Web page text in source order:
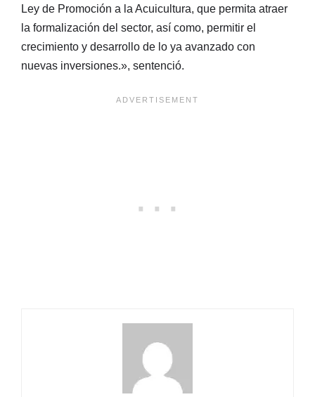
Ley de Promoción a la Acuicultura, que permita atraer
la formalización del sector, así como, permitir el
crecimiento y desarrollo de lo ya avanzado con
nuevas inversiones.», sentenció.